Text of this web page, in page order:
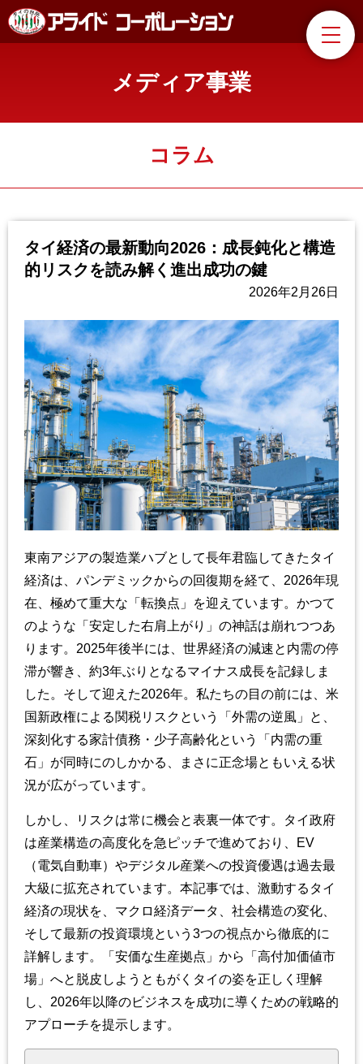
メディア事業
コラム
タイ経済の最新動向2026：成長鈍化と構造
的リスクを読み解く進出成功の鍵
2026年2月26日
東南アジアの製造業ハブとして長年君臨してきたタイ
経済は、パンデミックからの回復期を経て、2026年現
在、極めて重大な「転換点」を迎えています。かつて
のような「安定した右肩上がり」の神話は崩れつつあ
ります。2025年後半には、世界経済の減速と内需の停
滞が響き、約3年ぶりとなるマイナス成長を記録しま
した。そして迎えた2026年。私たちの目の前には、米
国新政権による関税リスクという「外需の逆風」と、
深刻化する家計債務・少子高齢化という「内需の重
石」が同時にのしかかる、まさに正念場ともいえる状
況が広がっています。
しかし、リスクは常に機会と表裏一体です。タイ政府
は産業構造の高度化を急ピッチで進めており、EV
（電気自動車）やデジタル産業への投資優遇は過去最
大級に拡充されています。本記事では、激動するタイ
経済の現状を、マクロ経済データ、社会構造の変化、
そして最新の投資環境という3つの視点から徹底的に
詳解します。「安価な生産拠点」から「高付加価値市
場」へと脱皮しようともがくタイの姿を正しく理解
し、2026年以降のビジネスを成功に導くための戦略的
アプローチを提示します。